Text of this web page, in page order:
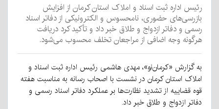
رئیس اداره ثبت اسناد و املاک استان کرمان از افزایش
بازرسی‌های حضوری، نامحسوس و الکترونیکی از دفاتر اسناد
رسمی و دفاتر ازدواج و طلاق خبر داد و تأکید کرد دریافت
هرگونه وجه اضافی از مراجعان تخلف محسوب می‌شود.
به گزارش «کرمان‌نو»، مهدی هاشمی رئیس اداره ثبت اسناد و
املاک استان کرمان در نشست با اصحاب رسانه به مناسبت هفته
قوه قضاییه از تشدید نظارت‌ها بر عملکرد دفاتر اسناد رسمی و
دفاتر ازدواج و طلاق خبر داد.